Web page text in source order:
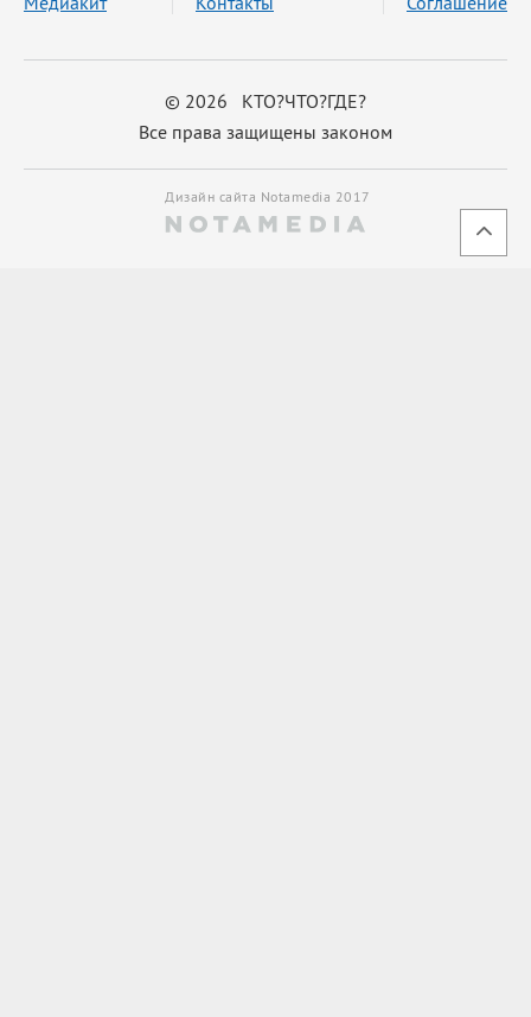
© 2026 КТО?ЧТО?ГДЕ?
Все права защищены законом
Дизайн сайта Notamedia 2017